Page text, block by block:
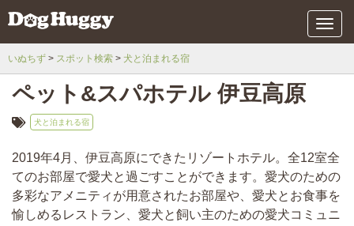
メ
ニ
いぬちず スポット検索 犬と泊まれる宿
ペット&スパホテル 伊豆高原
犬と泊まれる宿
2019年4月、伊豆高原にできたリゾートホテル。全12室全
てのお部屋で愛犬と過ごすことができます。愛犬のための
多彩なアメニティが用意されたお部屋や、愛犬とお食事を
愉しめるレストラン、愛犬と飼い主のための愛犬コミュニ